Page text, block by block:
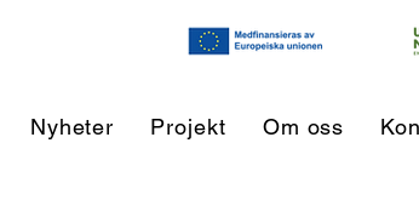
Nyheter Projekt Om oss